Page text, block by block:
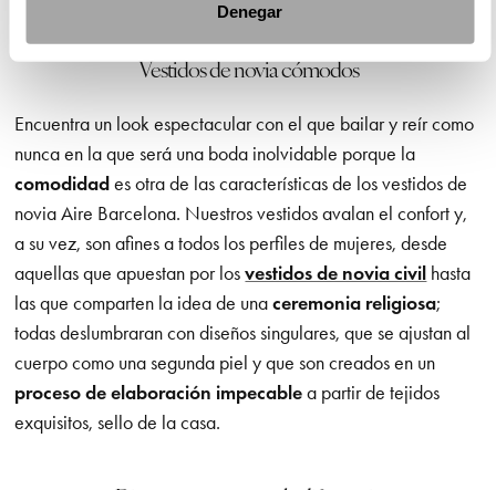
Denegar
Vestidos de novia cómodos
Encuentra un look espectacular con el que bailar y reír como
nunca en la que será una boda inolvidable porque la
comodidades otra de las características de los vestidos de
novia Aire Barcelona. Nuestros vestidos avalan el confort y,
a su vez, son afines a todos los perfiles de mujeres, desde
aquellas que apuestan por losvestidos de novia civil hasta
las que comparten la idea de unaceremonia religiosa;
todas deslumbraran con diseños singulares, que se ajustan al
cuerpo como una segunda piel y que son creados en un
proceso de elaboración impecablea partir de tejidos
exquisitos, sello de la casa.